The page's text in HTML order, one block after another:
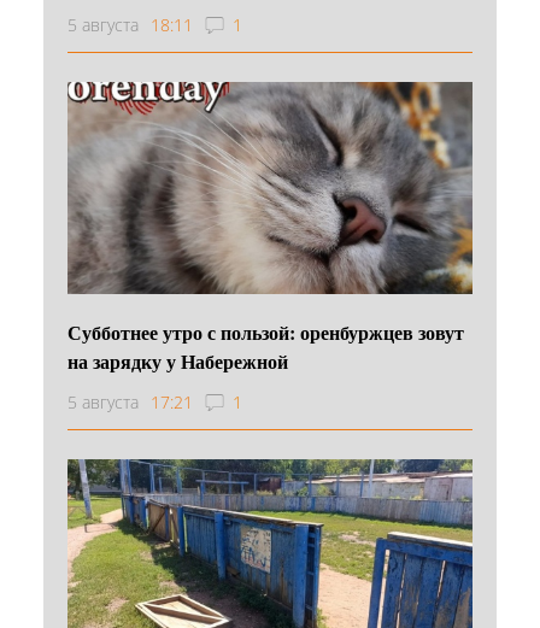
5 августа 18:11 1
Субботнее утро с пользой: оренбуржцев зовут
на зарядку у Набережной
5 августа 17:21 1